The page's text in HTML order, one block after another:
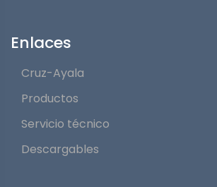
Enlaces
Cruz-Ayala
Productos
Servicio técnico
Descargables